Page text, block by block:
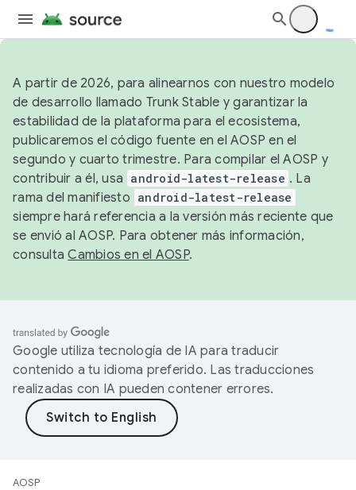
A partir de 2026, para alinearnos con nuestro modelo
de desarrollo llamado Trunk Stable y garantizar la
estabilidad de la plataforma para el ecosistema,
publicaremos el código fuente en el AOSP en el
segundo y cuarto trimestre. Para compilar el AOSP y
contribuir a él, usa android-latest-release . La
rama del manifiesto android-latest-release
siempre hará referencia a la versión más reciente que
se envió al AOSP. Para obtener más información,
consultaCambios en el AOSP.
Google utiliza tecnología de IA para traducir
contenido a tu idioma preferido. Las traducciones
realizadas con IA pueden contener errores.
AOSP